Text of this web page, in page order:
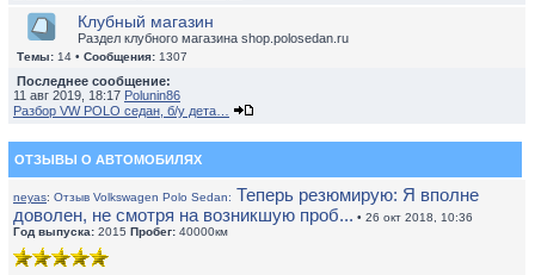
Клубный магазин
Раздел клубного магазина shop.polosedan.ru
Темы: 14 • Сообщения: 1307
Последнее сообщение:
11 авг 2019, 18:17 Polunin86
Разбор VW POLO седан, б/у дета…
ОТЗЫВЫ О АВТОМОБИЛЯХ
neyas: Отзыв Volkswagen Polo Sedan: Теперь резюмирую: Я вполне
доволен, не смотря на возникшую проб... • 26 окт 2018, 10:36
Год выпуска: 2015 Пробег: 40000км